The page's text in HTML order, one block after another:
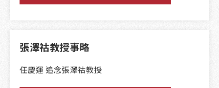
張澤祜教授事略
任慶運 追念張澤祜教授